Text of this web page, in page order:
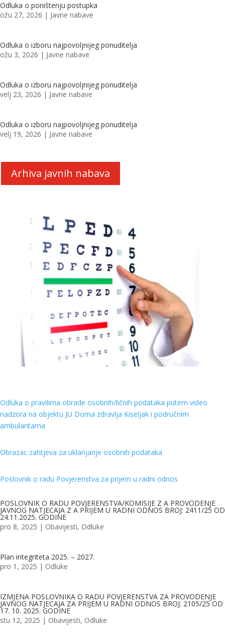
Odluka o poništenju postupka
ožu 27, 2026 | Javne nabave
Odluka o izboru najpovoljnijeg ponuditelja
ožu 3, 2026 | Javne nabave
Odluka o izboru najpovoljnijeg ponuditelja
velj 23, 2026 | Javne nabave
Odluka o izboru najpovoljnijeg ponuditelja
velj 19, 2026 | Javne nabave
Arhiva javnih nabava
Odluka o pravilima obrade osobnih/ličnih podataka putem video
nadzora na objektu JU Doma zdravlja Kiseljak i područnim
ambulantama
Obrazac zahtjeva za uklanjanje osobnih podataka
Poslovnik o radu Povjerenstva za prijem u radni odnos
POSLOVNIK O RADU POVJERENSTVA/KOMISIJE Z A PROVODENJE
JAVNOG NATJECAJA Z A PRIJEM U RADNI ODNOS BROJ: 2411/25 OD
24.11.2025. GODINE
pro 8, 2025 | Obavijesti, Odluke
Plan integriteta 2025. – 2027.
pro 1, 2025 | Odluke
IZMJENA POSLOVNIKA O RADU POVJERENSTVA ZA PROVODENJE
JAVNOG NATJECAJA ZA PRIJEM U RADNI ODNOS BROJ: 2105/25 OD
17. 10. 2025. GODINE
stu 12, 2025 | Obavijesti, Odluke